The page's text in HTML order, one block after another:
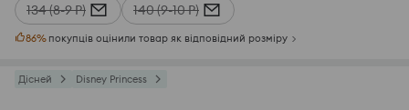
134 (8-9 Р)
140 (9-10 Р)
86% покупців оцінили товар як відповідний розміру
Дісней Disney Princess